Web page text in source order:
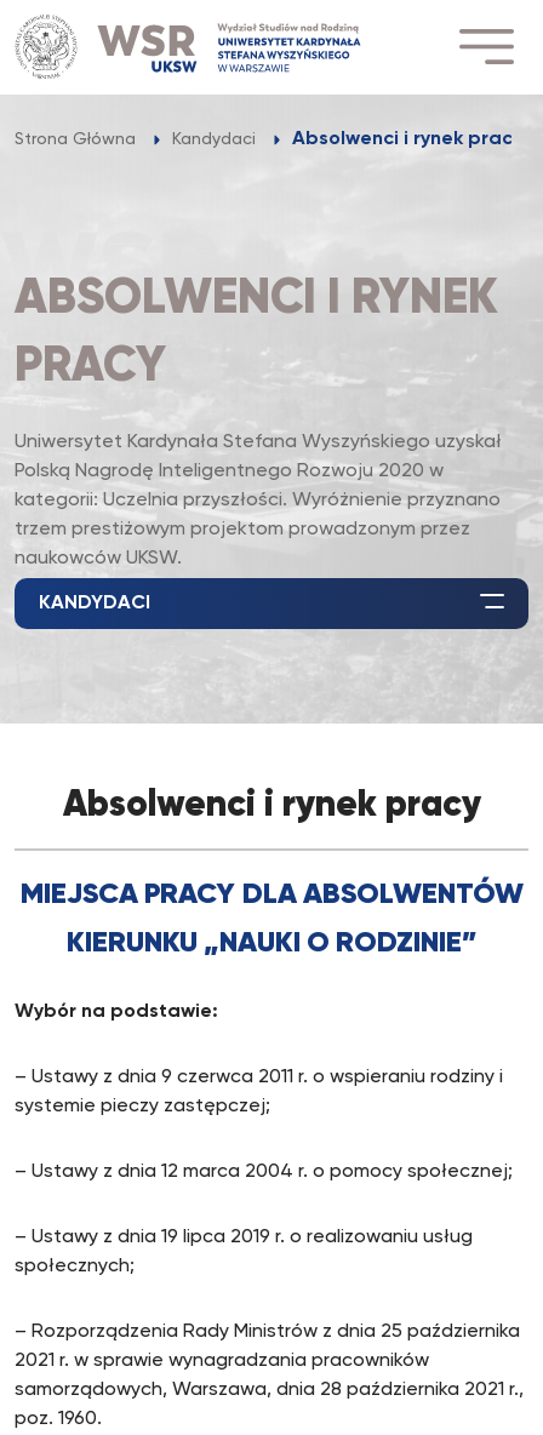
Przejdź
do
treści
Strona Główna Kandydaci Absolwenci i rynek pracy
ABSOLWENCI I RYNEK
PRACY
Uniwersytet Kardynała Stefana Wyszyńskiego uzyskał
Polską Nagrodę Inteligentnego Rozwoju 2020 w
kategorii: Uczelnia przyszłości. Wyróżnienie przyznano
trzem prestiżowym projektom prowadzonym przez
naukowców UKSW.
KANDYDACI
Absolwenci i rynek pracy
MIEJSCA PRACY DLA ABSOLWENTÓW
KIERUNKU „NAUKI O RODZINIE”
Wybór na podstawie:
– Ustawy z dnia 9 czerwca 2011 r. o wspieraniu rodziny i
systemie pieczy zastępczej;
– Ustawy z dnia 12 marca 2004 r. o pomocy społecznej;
– Ustawy z dnia 19 lipca 2019 r. o realizowaniu usług
społecznych;
– Rozporządzenia Rady Ministrów z dnia 25 października
2021 r. w sprawie wynagradzania pracowników
samorządowych, Warszawa, dnia 28 października 2021 r.,
poz. 1960.